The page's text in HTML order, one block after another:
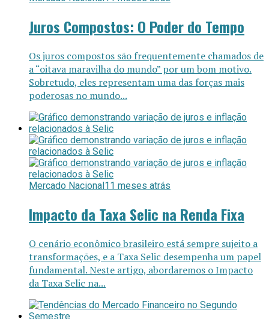
Juros Compostos: O Poder do Tempo
Os juros compostos são frequentemente chamados de
a “oitava maravilha do mundo” por um bom motivo.
Sobretudo, eles representam uma das forças mais
poderosas no mundo...
Mercado Nacional11 meses atrás
Impacto da Taxa Selic na Renda Fixa
O cenário econômico brasileiro está sempre sujeito a
transformações, e a Taxa Selic desempenha um papel
fundamental. Neste artigo, abordaremos o Impacto
da Taxa Selic na...